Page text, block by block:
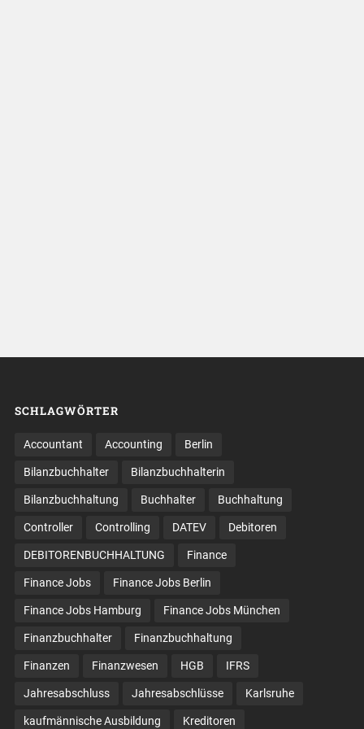
SCHLAGWÖRTER
Accountant Accounting Berlin
Bilanzbuchhalter Bilanzbuchhalterin
Bilanzbuchhaltung Buchhalter Buchhaltung
Controller Controlling DATEV Debitoren
DEBITORENBUCHHALTUNG Finance
Finance Jobs Finance Jobs Berlin
Finance Jobs Hamburg Finance Jobs München
Finanzbuchhalter Finanzbuchhaltung
Finanzen Finanzwesen HGB IFRS
Jahresabschluss Jahresabschlüsse Karlsruhe
kaufmännische Ausbildung Kreditoren